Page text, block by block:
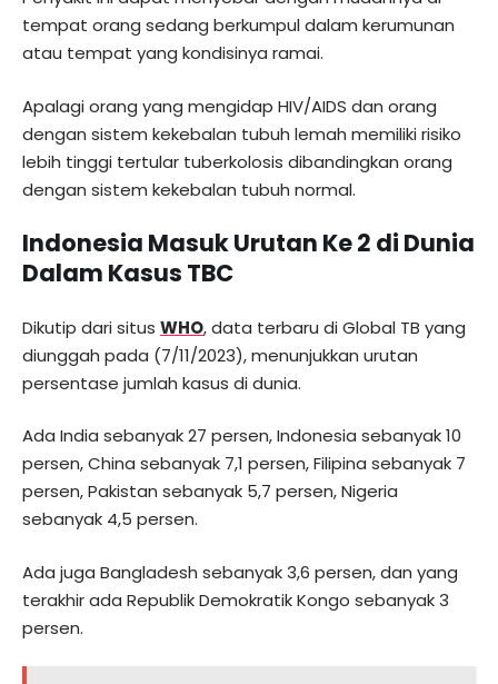
tempat orang sedang berkumpul dalam kerumunan
atau tempat yang kondisinya ramai.
Apalagi orang yang mengidap HIV/AIDS dan orang
dengan sistem kekebalan tubuh lemah memiliki risiko
lebih tinggi tertular tuberkolosis dibandingkan orang
dengan sistem kekebalan tubuh normal.
Indonesia Masuk Urutan Ke 2 di Dunia
Dalam Kasus TBC
Dikutip dari situs WHO, data terbaru di Global TB yang
diunggah pada (7/11/2023), menunjukkan urutan
persentase jumlah kasus di dunia.
Ada India sebanyak 27 persen, Indonesia sebanyak 10
persen, China sebanyak 7,1 persen, Filipina sebanyak 7
persen, Pakistan sebanyak 5,7 persen, Nigeria
sebanyak 4,5 persen.
Ada juga Bangladesh sebanyak 3,6 persen, dan yang
terakhir ada Republik Demokratik Kongo sebanyak 3
persen.